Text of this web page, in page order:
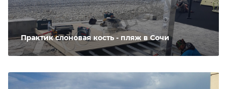
Практик слоновая кость - пляж в Сочи